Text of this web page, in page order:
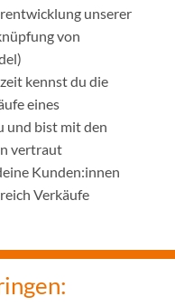
unserer
von
kennst du die
eines
und bist mit den
vertraut
Kunden:innen
Verkäufe